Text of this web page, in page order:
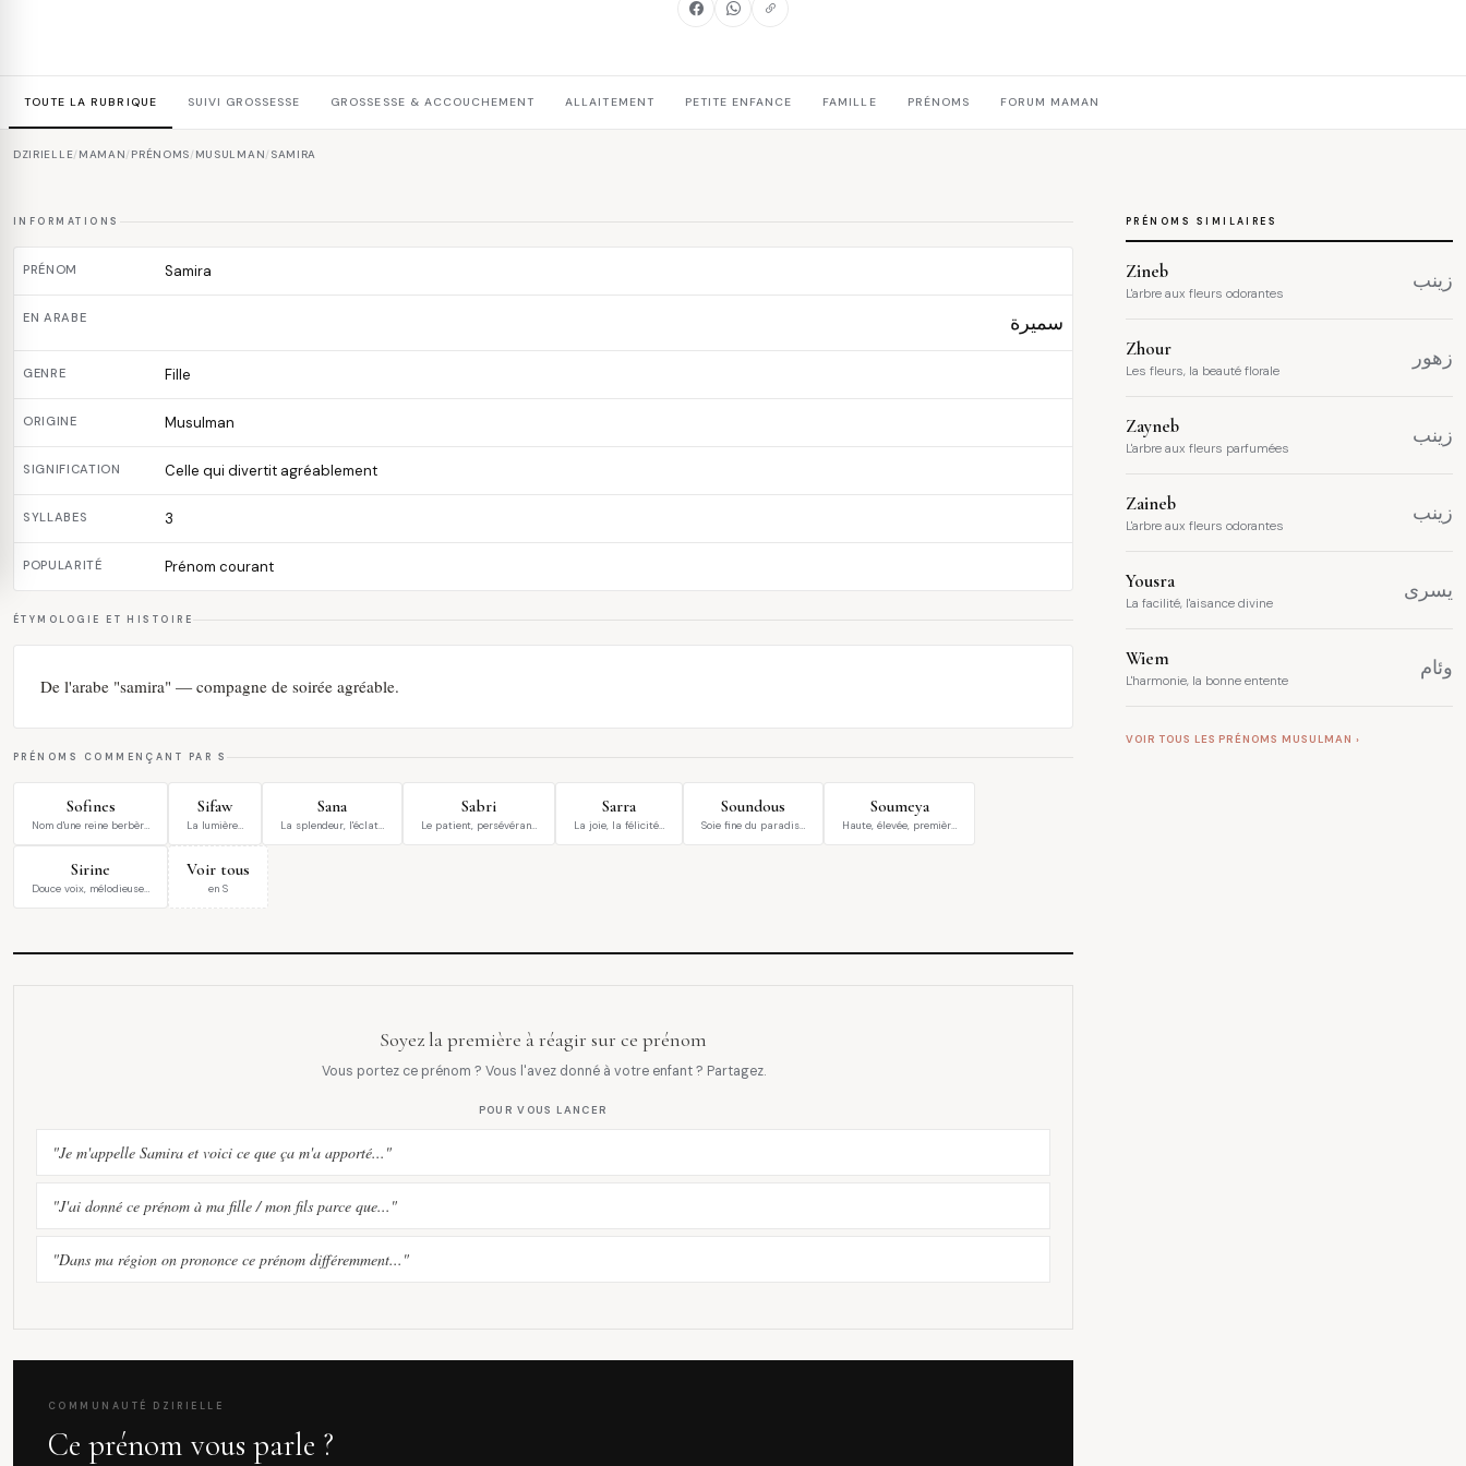
TOUTE LA RUBRIQUE SUIVI GROSSESSE GROSSESSE & ACCOUCHEMENT ALLAITEMENT PETITE ENFANCE FAMILLE PRÉNOMS FORUM MAMAN
DZIRIELLE/ MAMAN/ PRÉNOMS/ MUSULMAN/ SAMIRA
INFORMATIONS
PRÉNOM Samira
EN ARABE سميرة
GENRE Fille
ORIGINE Musulman
SIGNIFICATION Celle qui divertit agréablement
SYLLABES 3
POPULARITÉ Prénom courant
ÉTYMOLOGIE ET HISTOIRE
De l'arabe "samira" — compagne de soirée agréable.
PRÉNOMS COMMENÇANT PAR S
Sofines
Nom d'une reine berbèr…
Sifaw
La lumière…
Sana
La splendeur, l'éclat…
Sabri
Le patient, persévéran…
Sarra
La joie, la félicité…
Soundous
Soie fine du paradis…
Soumeya
Haute, élevée, premièr…
Sirine
Douce voix, mélodieuse…
Voir tous
en S
Soyez la première à réagir sur ce prénom
Vous portez ce prénom ? Vous l'avez donné à votre enfant ? Partagez.
POUR VOUS LANCER
"Je m'appelle Samira et voici ce que ça m'a apporté..."
"J'ai donné ce prénom à ma fille / mon fils parce que..."
"Dans ma région on prononce ce prénom différemment..."
COMMUNAUTÉ DZIRIELLE
Ce prénom vous parle ?
PRÉNOMS SIMILAIRES
Zineb
L'arbre aux fleurs odorantes
زينب
Zhour
Les fleurs, la beauté florale
زهور
Zayneb
L'arbre aux fleurs parfumées
زينب
Zaineb
L'arbre aux fleurs odorantes
زينب
Yousra
La facilité, l'aisance divine
يسرى
Wiem
L'harmonie, la bonne entente
وئام
VOIR TOUS LES PRÉNOMS MUSULMAN ›